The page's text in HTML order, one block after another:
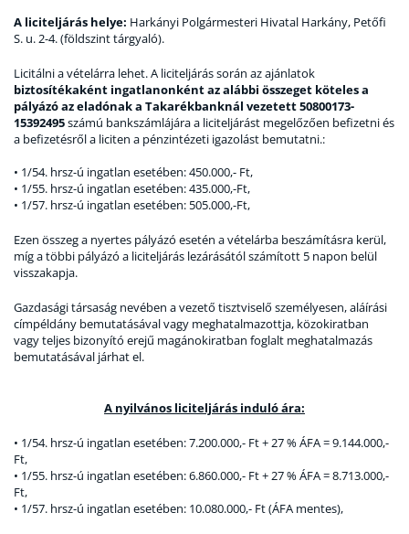
A liciteljárás helye: Harkányi Polgármesteri Hivatal Harkány, Petőfi
S. u. 2-4. (földszint tárgyaló).
Licitálni a vételárra lehet. A liciteljárás során az ajánlatok
biztosítékaként ingatlanonként az alábbi összeget köteles a
pályázó az eladónak a Takarékbanknál vezetett 50800173-
15392495számú bankszámlájára a liciteljárást megelőzően befizetni és
a befizetésről a liciten a pénzintézeti igazolást bemutatni.:
• 1/54. hrsz-ú ingatlan esetében: 450.000,- Ft,
• 1/55. hrsz-ú ingatlan esetében: 435.000,-Ft,
• 1/57. hrsz-ú ingatlan esetében: 505.000,-Ft,
Ezen összeg a nyertes pályázó esetén a vételárba beszámításra kerül,
míg a többi pályázó a liciteljárás lezárásától számított 5 napon belül
visszakapja.
Gazdasági társaság nevében a vezető tisztviselő személyesen, aláírási
címpéldány bemutatásával vagy meghatalmazottja, közokiratban
vagy teljes bizonyító erejű magánokiratban foglalt meghatalmazás
bemutatásával járhat el.
A nyilvános liciteljárás induló ára:
• 1/54. hrsz-ú ingatlan esetében: 7.200.000,- Ft + 27 % ÁFA = 9.144.000,-
Ft,
• 1/55. hrsz-ú ingatlan esetében: 6.860.000,- Ft + 27 % ÁFA = 8.713.000,-
Ft,
• 1/57. hrsz-ú ingatlan esetében: 10.080.000,- Ft (ÁFA mentes),